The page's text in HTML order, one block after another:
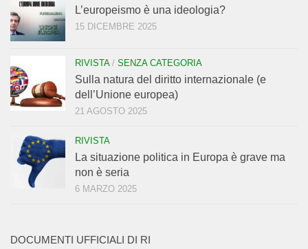
L’europeismo è una ideologia?
15 DICEMBRE 2025
RIVISTA/ SENZA CATEGORIA
Sulla natura del diritto internazionale (e
dell’Unione europea)
21 AGOSTO 2025
RIVISTA
La situazione politica in Europa è grave ma
non è seria
6 MARZO 2025
DOCUMENTI UFFICIALI DI RI